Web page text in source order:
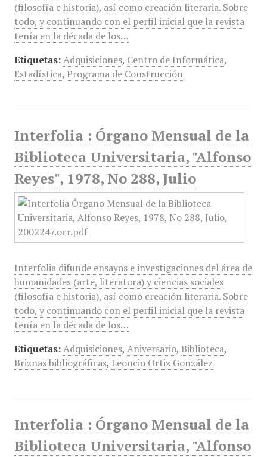
(filosofía e historia), así como creación literaria. Sobre
todo, y continuando con el perfil inicial que la revista
tenía en la década de los…
Etiquetas: Adquisiciones, Centro de Informática,
Estadística, Programa de Construcción
Interfolia : Órgano Mensual de la
Biblioteca Universitaria, "Alfonso
Reyes", 1978, No 288, Julio
Interfolia difunde ensayos e investigaciones del área de
humanidades (arte, literatura) y ciencias sociales
(filosofía e historia), así como creación literaria. Sobre
todo, y continuando con el perfil inicial que la revista
tenía en la década de los…
Etiquetas: Adquisiciones, Aniversario, Biblioteca,
Briznas bibliográficas, Leoncio Ortiz González
Interfolia : Órgano Mensual de la
Biblioteca Universitaria, "Alfonso